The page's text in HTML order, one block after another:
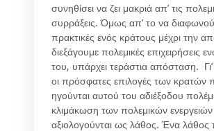
συνηθίσει να ζει μακριά απ’ τις
συρράξεις. Όμως απ’ το να
πρακτικές ενός κράτους μέχρι την
διεξάγουμε πολεμικές επιχειρήσεις
του, υπάρχει τεράστια απόσταση.
οι πρόσφατες επιλογές των κρατών
ηγούνται αυτού του αδιέξοδου
κλιμάκωση των πολεμικών ενεργειών
αξιολογούνται ως λάθος. Ένα